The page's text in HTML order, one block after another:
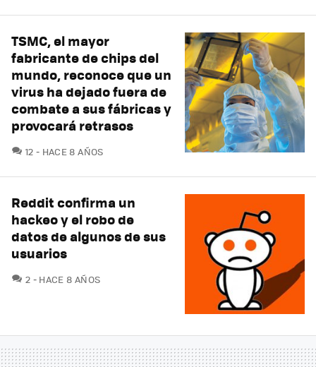
TSMC, el mayor
fabricante de chips del
mundo, reconoce que un
virus ha dejado fuera de
combate a sus fábricas y
provocará retrasos
12 COMENTARIOS
HACE 8 AÑOS
Reddit confirma un
hackeo y el robo de
datos de algunos de sus
usuarios
2 COMENTARIOS
HACE 8 AÑOS